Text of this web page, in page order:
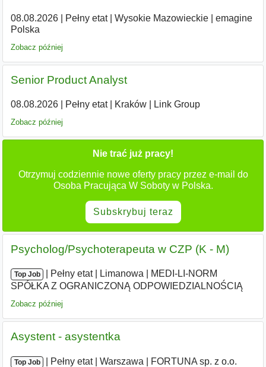
08.08.2026| Pełny etat| Wysokie Mazowieckie|
emagine
Polska
Zobacz później
Senior Product Analyst
08.08.2026| Pełny etat| Kraków| Link Group
Zobacz później
Nie trać już pracy!
Otrzymuj codziennie nowe oferty pracy przez e-mail do
Osoba Pracująca W Soboty w Polska.
Subskrybuj teraz
Psycholog/Psychoterapeuta w CZP (K - M)
Top Job Pełny etat| Limanowa
MEDI-LI-NORM
SPÓŁKA Z OGRANICZONĄ ODPOWIEDZIALNOŚCIĄ
Zobacz później
Asystent - asystentka
Top Job Pełny etat| Warszawa FORTUNA sp. z o.o.